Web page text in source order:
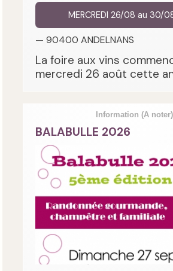
MERCREDI 26/08 au 30/
— 90400 ANDELNANS
La foire aux vins
mercredi 26 août cette
Information (A noter)
BALABULLE 2026